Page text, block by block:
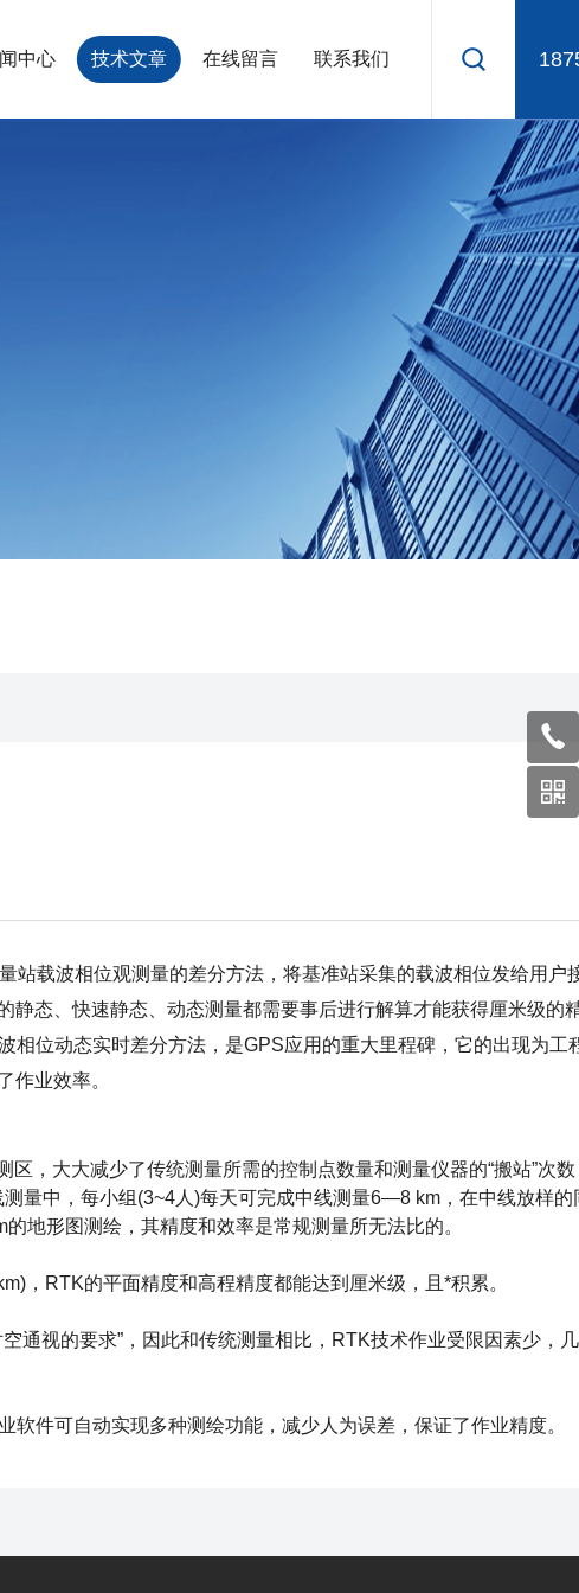
中心 技术文章 在线留言 联系我们
站载波相位观测量的差分方法，将基准站采集的载波相位发给用户
态、快速静态、动态测量都需要事后进行解算才能获得厘米级的
位动态实时差分方法，是GPS应用的重大里程碑，它的出现为工
作业效率。
大大减少了传统测量所需的控制点数量和测量仪器的“搬站”次数
量中，每小组(3~4人)每天可完成中线测量6—8 km，在中线放样的
地形图测绘，其精度和效率是常规测量所无法比的。
RTK的平面精度和高程精度都能达到厘米级，且*积累。
视的要求”，因此和传统测量相比，RTK技术作业受限因素少，
件可自动实现多种测绘功能，减少人为误差，保证了作业精度。